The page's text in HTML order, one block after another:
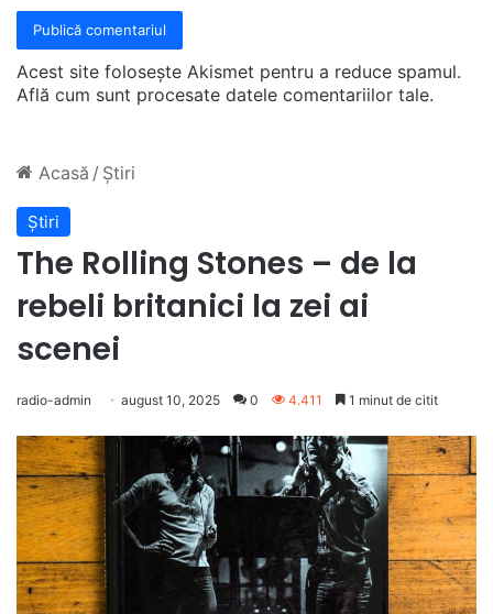
Acest site folosește Akismet pentru a reduce spamul.
Află cum sunt procesate datele comentariilor tale.